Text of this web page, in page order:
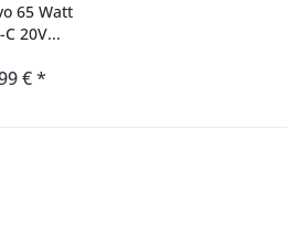
65 Watt
20V...
€ *